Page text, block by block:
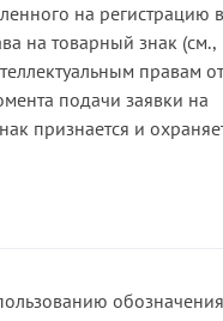
применяются к
фотографий на
1274 ГК РФ четырех
целях, в целях
на регистрацию в
на товарный знак (см.,
правам от
подачи заявки на
признается и